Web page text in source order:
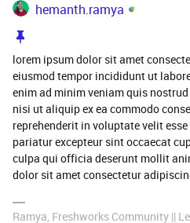
hemanth.ramya
lorem ipsum dolor sit amet
eiusmod tempor incididunt ut
enim ad minim veniam quis
nisi ut aliquip ex ea commodo
reprehenderit in voluptate velit
pariatur excepteur sint occaecat
culpa qui officia deserunt mollit
dolor sit amet consectetur
Ramya, Freshworks Community ||